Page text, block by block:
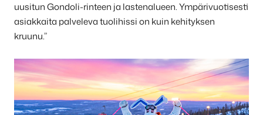
uusitun Gondoli-rinteen ja lastenalueen. Ympärivuotisesti
asiakkaita palveleva tuolihissi on kuin kehityksen
kruunu.”